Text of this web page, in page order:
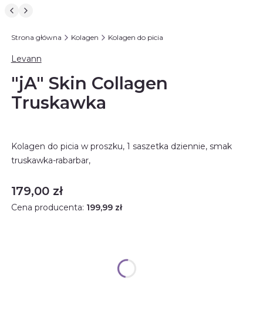
Strona główna Kolagen Kolagen do picia
Levann
"jA" Skin Collagen
Truskawka
Kolagen do picia w proszku, 1 saszetka dziennie, smak
truskawka-rabarbar,
Cena
179,00 zł
Cena producenta: 199,99 zł